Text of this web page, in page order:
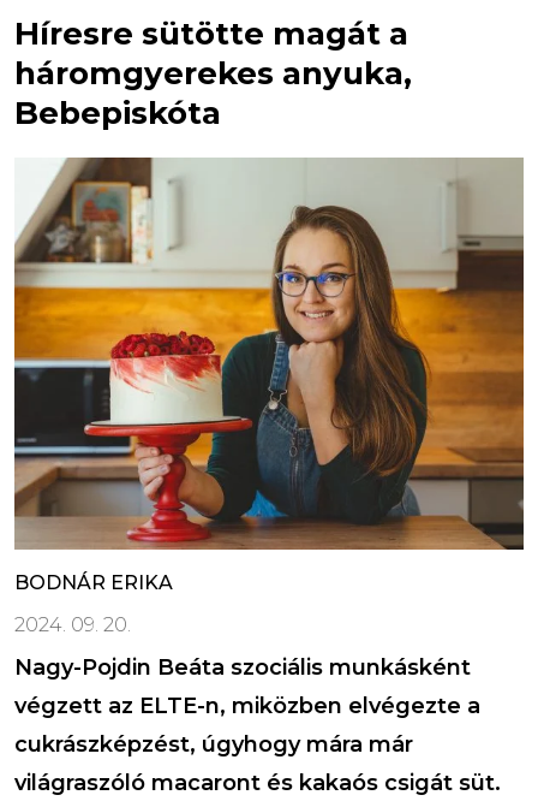
Híresre sütötte magát a
háromgyerekes anyuka,
Bebepiskóta
BODNÁR ERIKA
2024. 09. 20.
Nagy-Pojdin Beáta szociális munkásként
végzett az ELTE-n, miközben elvégezte a
cukrászképzést, úgyhogy mára már
világraszóló macaront és kakaós csigát süt.